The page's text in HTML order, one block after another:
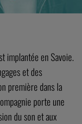
implantée en Savoie.
et des
première dans la
porte une
du son et aux